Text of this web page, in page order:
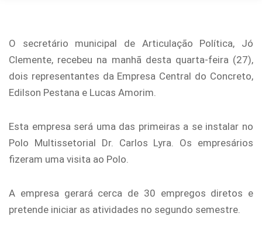
O secretário municipal de Articulação Política, Jó
Clemente, recebeu na manhã desta quarta-feira (27),
dois representantes da Empresa Central do Concreto,
Edilson Pestana e Lucas Amorim.
Esta empresa será uma das primeiras a se instalar no
Polo Multissetorial Dr. Carlos Lyra. Os empresários
fizeram uma visita ao Polo.
A empresa gerará cerca de 30 empregos diretos e
pretende iniciar as atividades no segundo semestre.